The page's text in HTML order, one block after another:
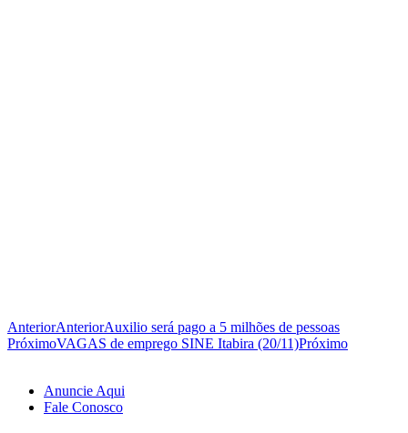
AnteriorAnteriorAuxilio será pago a 5 milhões de pessoas
PróximoVAGAS de emprego SINE Itabira (20/11)Próximo
Anuncie Aqui
Fale Conosco